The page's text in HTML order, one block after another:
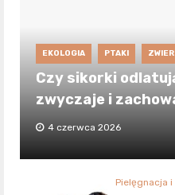
EKOLOGIA PTAKI
Czy sikorki
zwyczaje i
4 czerwca 2026
Pielęgnacja